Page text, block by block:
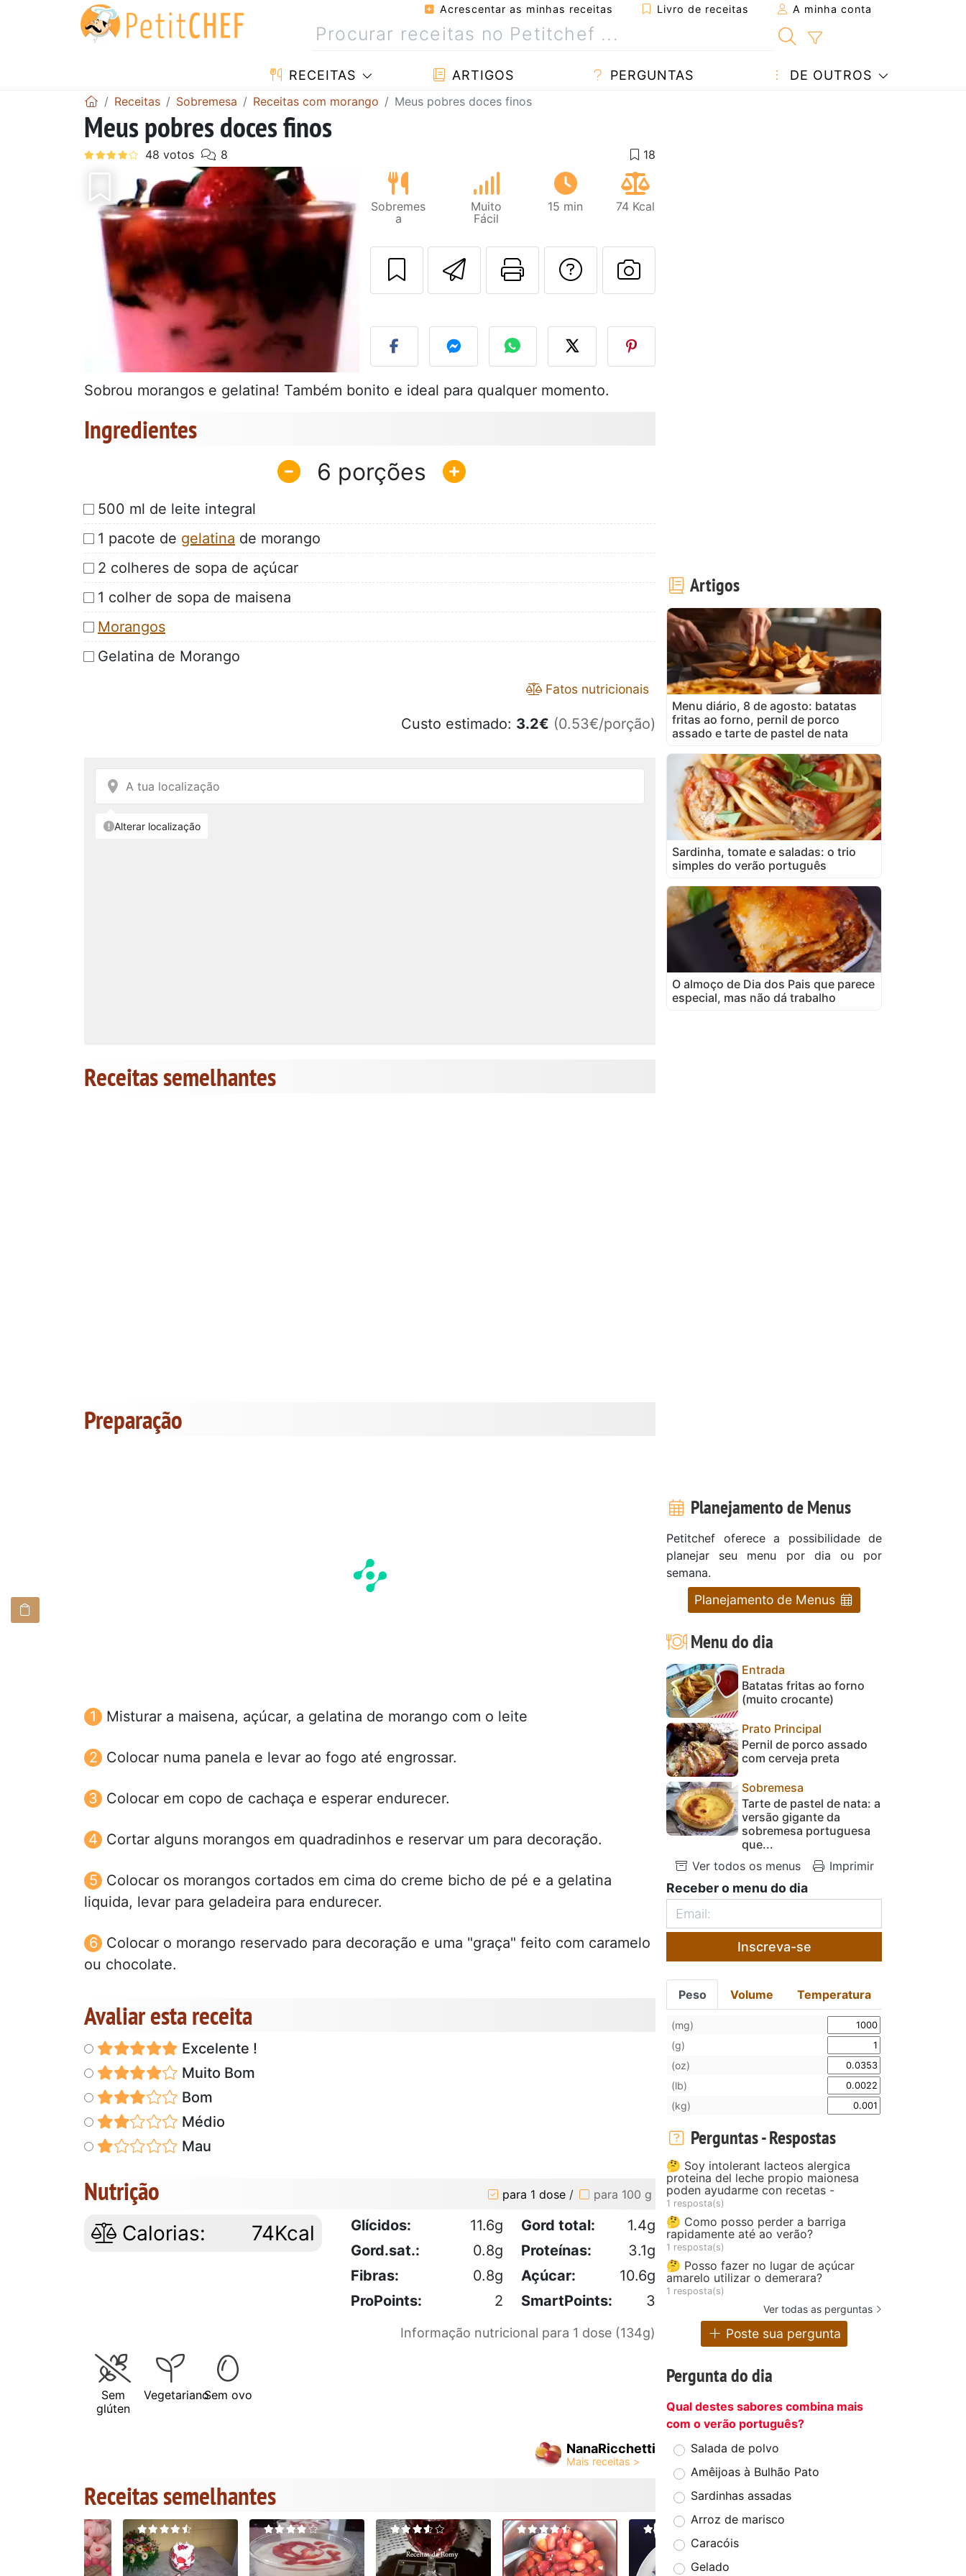
Acrescentar as minhas receitas Livro de receitas A minha conta
RECEITAS ARTIGOS PERGUNTAS DE OUTROS
Receitas Sobremesa Receitas com morango Meus pobres doces finos
Meus pobres doces finos
Sobremes
a
Muito
Fácil
15 min 74 Kcal
Enviar esta receita a um amigo
Imprima esta página
Falar com o autor da receita
Fez esta receita? Compartilhe
Sobrou morangos e gelatina! Também bonito e ideal para qualquer momento.
Ingredientes
6
500 ml de leite integral
1 pacote de gelatina de morango
2 colheres de sopa de açúcar
1 colher de sopa de maisena
Morangos
Gelatina de Morango
Fatos nutricionais
Custo estimado: 3.2€ (0.53€/porção)
Receitas semelhantes
Preparação
Misturar a maisena, açúcar, a gelatina de morango com o leite
Colocar numa panela e levar ao fogo até engrossar.
Colocar em copo de cachaça e esperar endurecer.
Cortar alguns morangos em quadradinhos e reservar um para decoração.
Colocar os morangos cortados em cima do creme bicho de pé e a gelatina
liquida, levar para geladeira para endurecer.
Colocar o morango reservado para decoração e uma "graça" feito com caramelo
ou chocolate.
Avaliar esta receita
Excelente !
Muito Bom
Bom
Médio
Mau
Nutrição para 1 dose / para 100 g
Calorias: 74Kcal Glícidos: 11.6g Gord total:
1.4g
Gord.sat.:
0.8g Proteínas:
3.1g
Fibras:
0.8g Açúcar:
10.6g
ProPoints:
2 SmartPoints: 3
Informação nutricional para 1 dose (134g)
Sem
glúten
VegetarianoSem ovo
NanaRicchetti
Receitas semelhantes
Artigos
Menu diário, 8 de agosto: batatas
fritas ao forno, pernil de porco
assado e tarte de pastel de nata
Sardinha, tomate e saladas: o trio
simples do verão português
O almoço de Dia dos Pais que parece
especial, mas não dá trabalho
Planejamento de Menus
Petitchef oferece a possibilidade de
planejar seu menu por dia ou por
semana.
Planejamento de Menus
Menu do dia
Entrada
Batatas fritas ao forno
(muito crocante)
Prato Principal
Pernil de porco assado
com cerveja preta
Sobremesa
Tarte de pastel de nata: a
versão gigante da
sobremesa portuguesa
que...
Ver todos os menus
Imprimir
Receber o menu do dia
Inscreva-se
Peso Volume Temperatura
(mg)
(g)
(oz)
(lb)
(kg)
Perguntas - Respostas
🤔 Soy intolerant lacteos alergica
proteina del leche propio maionesa
poden ayudarme con recetas -
1 resposta(s)
🤔 Como posso perder a barriga
rapidamente até ao verão?
1 resposta(s)
🤔 Posso fazer no lugar de açúcar
amarelo utilizar o demerara?
1 resposta(s)
Ver todas as perguntas
Poste sua pergunta
Pergunta do dia
Qual destes sabores combina mais
com o verão português?
Salada de polvo
Amêijoas à Bulhão Pato
Sardinhas assadas
Arroz de marisco
Caracóis
Gelado